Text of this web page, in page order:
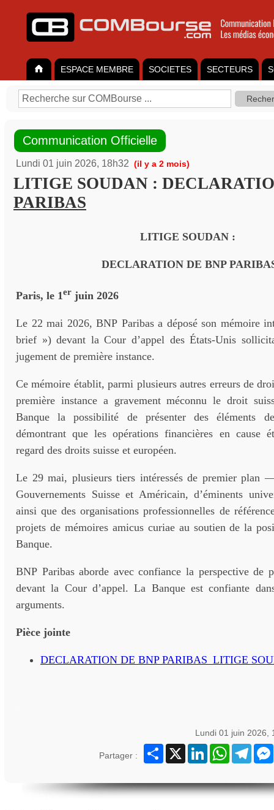
ESPACE MEMBRE SOCIETES SECTEURS
Communication Officielle
Lundi 01 juin 2026, 18h32 (il y a 2 mois)
LITIGE SOUDAN :
PARIBAS
LITIGE SOUDAN :
DECLARATION DE BNP
Paris, le 1er juin 2026
Le 22 mai 2026, BNP Paribas a déposé son mémoire
brief ») devant la Cour d’appel des États-Unis
jugement de première instance.
Ce mémoire établit, parmi plusieurs autres erreurs de
première instance a gravement méconnu le droit
Banque la possibilité de présenter des éléments
démontrant que les opérations financières en cause
regard des droits suisse et européen.
Le 29 mai, plusieurs tiers intéressés de premier plan
Gouvernements Suisse et Américain, d’éminents
ainsi que des organisations professionnelles de
projets de mémoires amicus curiae au soutien de la
Banque.
BNP Paribas aborde avec confiance la perspective de
devant la Cour d’appel. La Banque est confiante
arguments.
Pièce jointe
DECLARATION DE BNP PARIBAS_LITIGE
Lundi 01 juin 2026,
Partager :
Partager
X LinkedInWhatsApp